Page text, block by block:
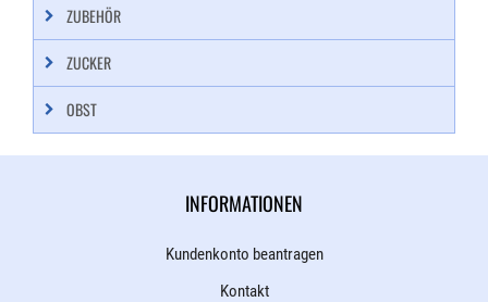
ZUBEHÖR
ZUCKER
OBST
INFORMATIONEN
Kundenkonto beantragen
Kontakt